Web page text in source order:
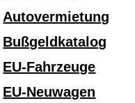
Autovermietung
Bußgeldkatalog
EU-Fahrzeuge
EU-Neuwagen